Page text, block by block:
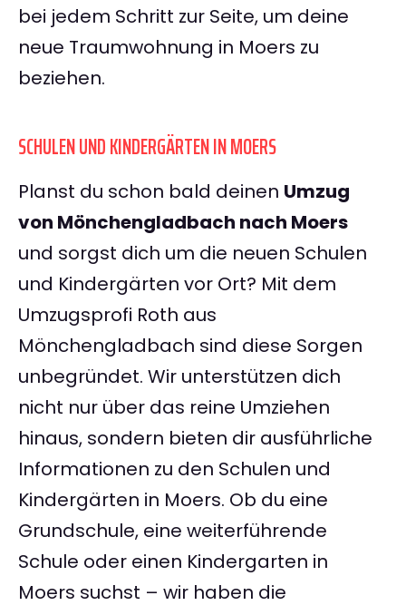
bei jedem Schritt zur Seite, um deine
neue Traumwohnung in Moers zu
beziehen.
SCHULEN UND KINDERGÄRTEN IN MOERS
Planst du schon bald deinen Umzug
von Mönchengladbach nach Moers
und sorgst dich um die neuen Schulen
und Kindergärten vor Ort? Mit dem
Umzugsprofi Roth aus
Mönchengladbach sind diese Sorgen
unbegründet. Wir unterstützen dich
nicht nur über das reine Umziehen
hinaus, sondern bieten dir ausführliche
Informationen zu den Schulen und
Kindergärten in Moers. Ob du eine
Grundschule, eine weiterführende
Schule oder einen Kindergarten in
Moers suchst – wir haben die